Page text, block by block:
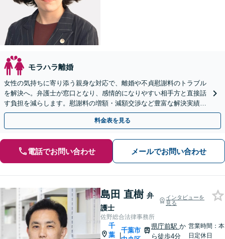
モラハラ離婚
女性の気持ちに寄り添う親身な対応で、離婚や不貞慰謝料のトラブル
を解決へ。弁護士が窓口となり、感情的になりやすい相手方と直接話
す負担を減らします。慰謝料の増額・減額交渉など豊富な解決実績あ
り【完全個室でプライバシー厳守】
料金表を見る
電話でお問い合わせ メールでお問い合わせ
島田 直樹 弁
護士
インタビューを
見る
佐野総合法律事務所
千
葉
|
千葉市
県庁前駅か
ら徒歩4分
営業時間：本
日定休日